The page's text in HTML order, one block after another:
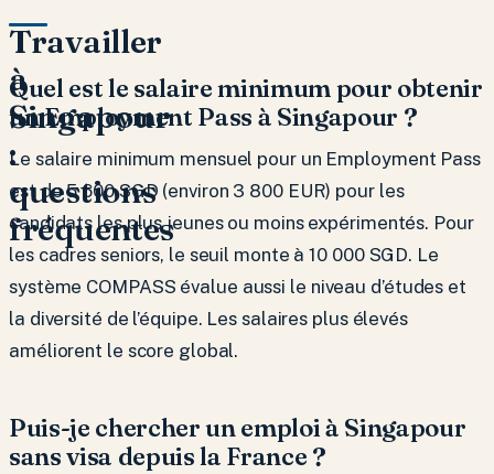
Travailler
à
Singapour
:
questions
fréquentes
Quel est le salaire minimum pour obtenir
un Employment Pass à Singapour ?
Le salaire minimum mensuel pour un Employment Pass
est de 5 600 SGD (environ 3 800 EUR) pour les
candidats les plus jeunes ou moins expérimentés. Pour
les cadres seniors, le seuil monte à 10 000 SGD. Le
système COMPASS évalue aussi le niveau d’études et
la diversité de l’équipe. Les salaires plus élevés
améliorent le score global.
Puis-je chercher un emploi à Singapour
sans visa depuis la France ?